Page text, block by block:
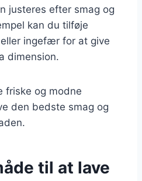
justeres efter smag og
kan du tilføje
ingefær for at give
dimension.
friske og modne
den bedste smag og
til at lave